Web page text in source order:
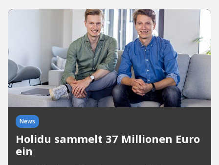
News
Holidu sammelt 37 Millionen Euro
ein